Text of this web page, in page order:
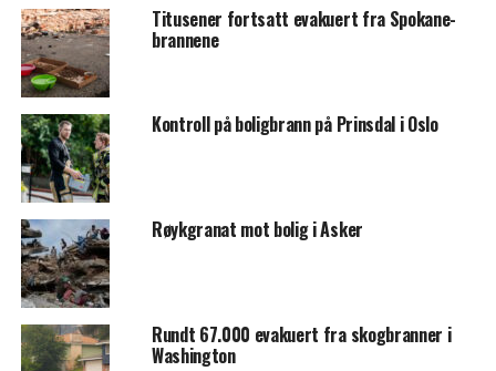
Titusener fortsatt evakuert fra Spokane-
brannene
Kontroll på boligbrann på Prinsdal i Oslo
Røykgranat mot bolig i Asker
Rundt 67.000 evakuert fra skogbranner i
Washington